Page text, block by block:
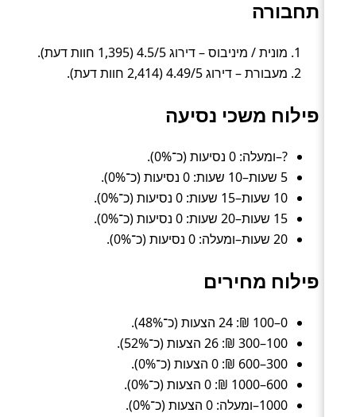
תחבורה
מונית / מיניבוס – דירוג 4.5/5 (1,395 חוות דעת).
מעבורת – דירוג 4.49/5 (2,414 חוות דעת).
פילוח משכי נסיעה
?–ומעלה: 0 נסיעות (כ־0%).
5 שעות–10 שעות: 0 נסיעות (כ־0%).
10 שעות–15 שעות: 0 נסיעות (כ־0%).
15 שעות–20 שעות: 0 נסיעות (כ־0%).
20 שעות–ומעלה: 0 נסיעות (כ־0%).
פילוח מחירים
0–100 ₪: 24 הצעות (כ־48%).
100–300 ₪: 26 הצעות (כ־52%).
300–600 ₪: 0 הצעות (כ־0%).
600–1000 ₪: 0 הצעות (כ־0%).
1000–ומעלה: 0 הצעות (כ־0%).